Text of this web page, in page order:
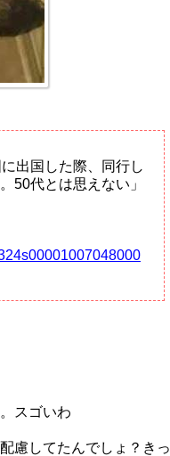
出国した際、同行し
50代とは思えない」
スゴいわ
慮してたんでしょ？きっ